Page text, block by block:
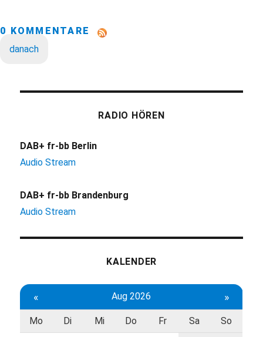
0 KOMMENTARE
danach
RADIO HÖREN
DAB+ fr-bb Berlin
Audio Stream
DAB+ fr-bb Brandenburg
Audio Stream
KALENDER
« Aug 2026 »
Mo Di Mi Do Fr Sa So